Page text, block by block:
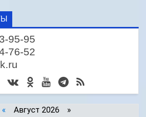
95-95
76-52
« Август 2026 »